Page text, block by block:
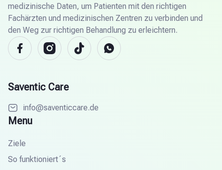
medizinische Daten, um Patienten mit den richtigen
Fachärzten und medizinischen Zentren zu verbinden und
den Weg zur richtigen Behandlung zu erleichtern.
Saventic Care
info@saventiccare.de
Menu
Ziele
So funktioniert´s